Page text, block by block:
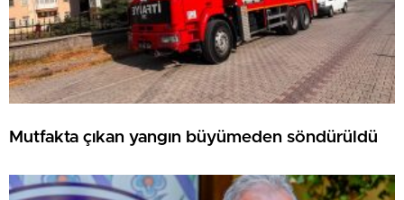
Mutfakta çıkan yangın büyümeden söndürüldü